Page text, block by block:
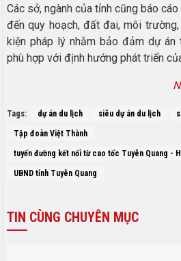
Các sở, ngành của tỉnh cũng báo
đến quy hoạch, đất đai, môi
kiện pháp lý nhằm bảo đảm dự án
phù hợp với định hướng phát triển
Tags: dự án du lịch siêu dự án du lịch
Tập đoàn Việt Thành
tuyến đường kết nối từ cao tốc Tuyên Quang -
UBND tỉnh Tuyên Quang
TIN CÙNG CHUYÊN MỤC